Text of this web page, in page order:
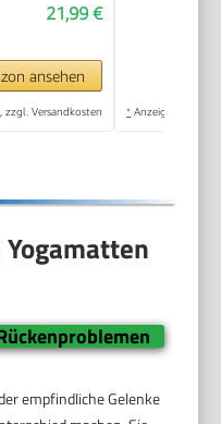
21,99 €
ansehen
zzgl. Versandkosten * Anzeige
empfindliche Gelenke